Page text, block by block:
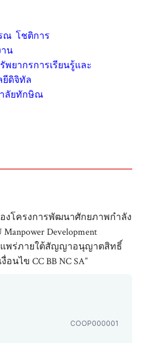
ณ โชติการ
น
พยากรการเรียนรู้และ
ยีดิจิทัล
ลัยทักษิณ
งโครงการพัฒนาศักยภาพกำลัง
Development
ยแพร่ภายใต้สัญญาอนุญาตสิทธิ์
อนไข CC BB NC SA”
COOP000001